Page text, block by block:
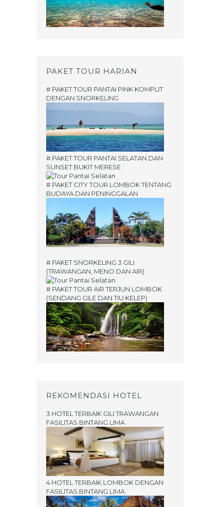
PAKET TOUR HARIAN
# PAKET TOUR PANTAI PINK KOMPLIT
DENGAN SNORKELING
# PAKET TOUR PANTAI SELATAN DAN
SUNSET BUKIT MERESE
# PAKET CITY TOUR LOMBOK TENTANG
BUDAYA DAN PENINGGALAN
# PAKET SNORKELING 3 GILI
(TRAWANGAN, MENO DAN AIR)
# PAKET TOUR AIR TERJUN LOMBOK
(SENDANG GILE DAN TIU KELEP)
REKOMENDASI HOTEL
3 HOTEL TERBAIK GILI TRAWANGAN
FASILITAS BINTANG LIMA
4 HOTEL TERBAIK LOMBOK DENGAN
FASILITAS BINTANG LIMA